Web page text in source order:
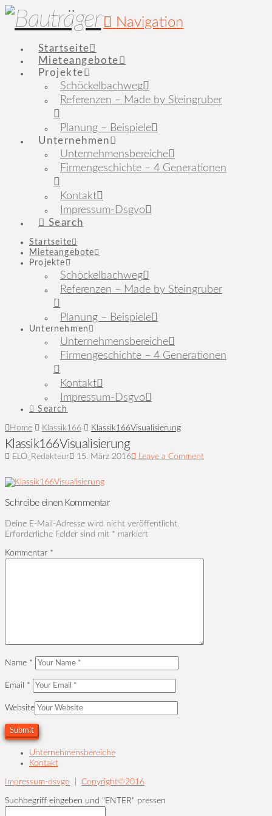
Navigation
Startseite
Mieteangebote
Projekte
Schöckelbachweg
Referenzen – Made by Steingruber
Planung – Beispiele
Unternehmen
Unternehmensbereiche
Firmengeschichte – 4 Generationen
Kontakt
Impressum-Dsgvo
Search
Startseite
Mieteangebote
Projekte
Schöckelbachweg
Referenzen – Made by Steingruber
Planung – Beispiele
Unternehmen
Unternehmensbereiche
Firmengeschichte – 4 Generationen
Kontakt
Impressum-Dsgvo
Search
Home Klassik166 Klassik166Visualisierung
Klassik166Visualisierung
ELO_Redakteur 15. März 2016 Leave a Comment
Schreibe einen Kommentar
Deine E-Mail-Adresse wird nicht veröffentlicht.
Erforderliche Felder sind mit * markiert
Kommentar *
Name *
Email *
Website
Unternehmensbereiche
Kontakt
Impressum-dsvgo Copyright©2016
Suchbegriff eingeben und "ENTER" pressen